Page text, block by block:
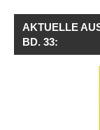
AKTUELLE
BD. 33: